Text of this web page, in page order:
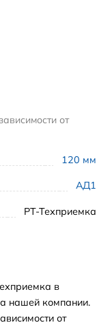
120 мм
АД1
РТ-Техприемка
от
в
нашей компании.
от